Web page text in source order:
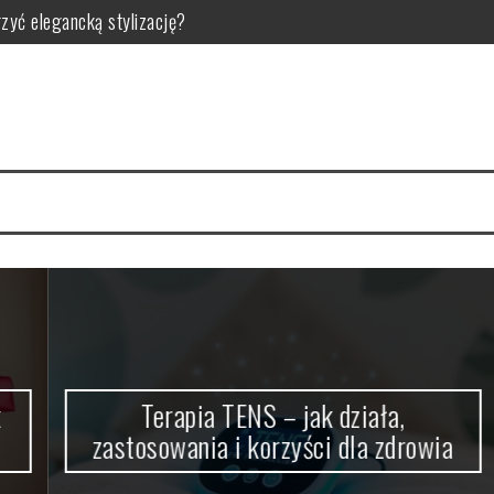
elegancką stylizację?
i zastosowanie w pielęgnacji
zastosowanie i bezpieczeństwo
porów?
Terapia TENS – jak działa,
zastosowania i korzyści dla zdrowia